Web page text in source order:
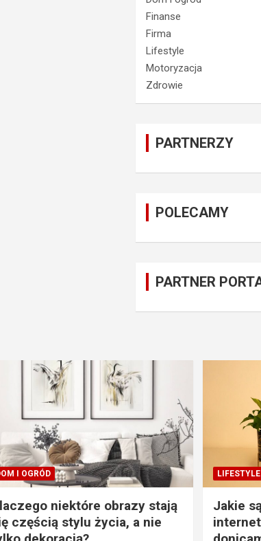
Finanse
Firma
Lifestyle
Motoryzacja
Zdrowie
PARTNERZY
POLECAMY
PARTNER
I OGRÓD
niektóre obrazy stają
częścią stylu życia, a nie
LIFESTYLE
Jakie